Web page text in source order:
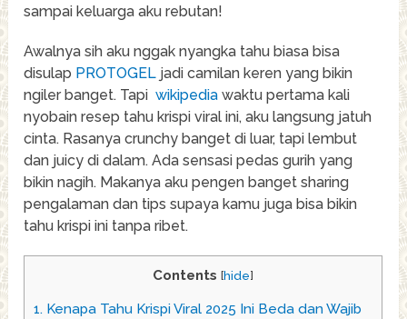
sampai keluarga aku rebutan!
Awalnya sih aku nggak nyangka tahu biasa bisa
disulap PROTOGEL jadi camilan keren yang bikin
ngiler banget. Tapiwikipedia waktu pertama kali
nyobain resep tahu krispi viral ini, aku langsung jatuh
cinta. Rasanya crunchy banget di luar, tapi lembut
dan juicy di dalam. Ada sensasi pedas gurih yang
bikin nagih. Makanya aku pengen banget sharing
pengalaman dan tips supaya kamu juga bisa bikin
tahu krispi ini tanpa ribet.
Contents [hide]
1. Kenapa Tahu Krispi Viral 2025 Ini Beda dan Wajib